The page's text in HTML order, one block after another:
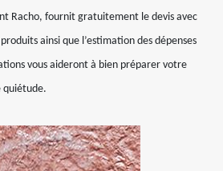
Racho, fournit gratuitement le devis avec
ainsi que l’estimation des dépenses
vous aideront à bien préparer votre
quiétude.